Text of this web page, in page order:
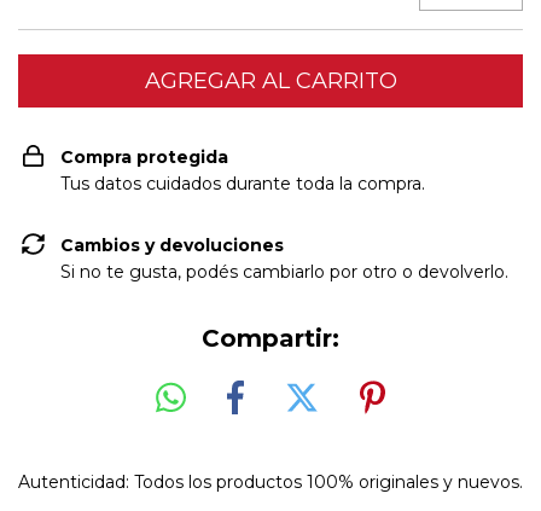
Compra protegida
Tus datos cuidados durante toda la compra.
Cambios y devoluciones
Si no te gusta, podés cambiarlo por otro o devolverlo.
Compartir:
Autenticidad: Todos los productos 100% originales y nuevos.